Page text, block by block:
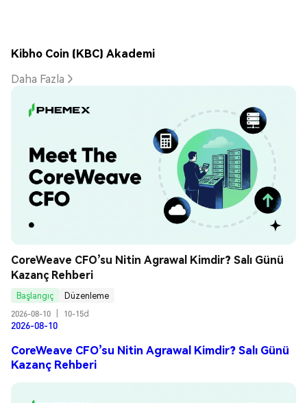
Kibho Coin (KBC) Akademi
Daha Fazla
CoreWeave CFO’su Nitin Agrawal Kimdir? Salı Günü
Kazanç Rehberi
Başlangıç
Düzenleme
2026-08-10
10-15d
2026-08-10
CoreWeave CFO’su Nitin Agrawal Kimdir? Salı Günü
Kazanç Rehberi